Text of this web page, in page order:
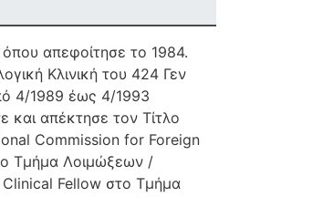
απεφοίτησε το 1984.
Κλινική του 424 Γεν
4/1989 έως 4/1993
και απέκτησε τον Τίτλο
Commission for Foreign
Τμήμα Λοιμώξεων /
Fellow στο Τμήμα